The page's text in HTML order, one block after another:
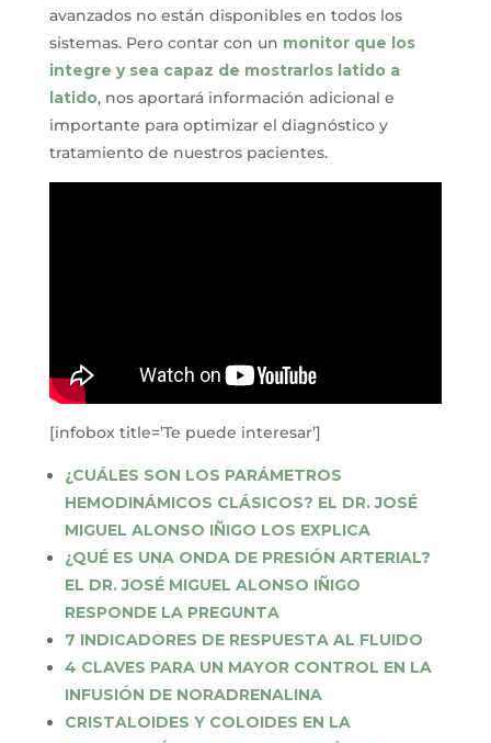
avanzados no están disponibles en todos los
sistemas. Pero contar con un monitor que los
integre y sea capaz de mostrarlos latido a
latido, nos aportará información adicional e
importante para optimizar el diagnóstico y
tratamiento de nuestros pacientes.
[infobox title=’Te puede interesar’]
¿CUÁLES SON LOS PARÁMETROS
HEMODINÁMICOS CLÁSICOS? EL DR. JOSÉ
MIGUEL ALONSO IÑIGO LOS EXPLICA
¿QUÉ ES UNA ONDA DE PRESIÓN ARTERIAL?
EL DR. JOSÉ MIGUEL ALONSO IÑIGO
RESPONDE LA PREGUNTA
7 INDICADORES DE RESPUESTA AL FLUIDO
4 CLAVES PARA UN MAYOR CONTROL EN LA
INFUSIÓN DE NORADRENALINA
CRISTALOIDES Y COLOIDES EN LA